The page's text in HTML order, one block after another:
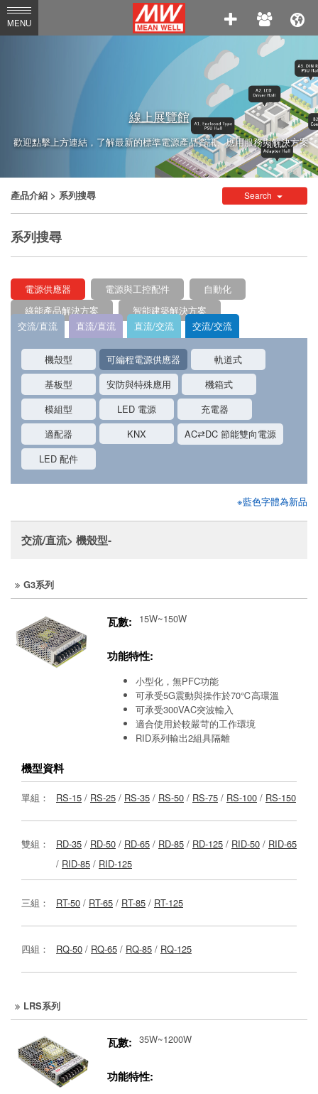
MEAN
WELL
Enterprises
Co.,
Ltd.
MENU
線上展覽館
歡迎點擊上方連結，了解最新的標準電源產品資訊、應用服務與解決方案
產品介紹 > 系列搜尋 Search
系列搜尋
電源供應器 電源與工控配件
自動化
綠能產品解決方案
智能建築解決方案
交流/直流
直流/直流 直流/交流 交流/交流
機殼型 可編程電源供應器
軌道式
基板型
安防與特殊應用
機箱式
模組型
LED 電源
充電器
適配器
KNX
AC⇄DC 節能雙向電源
LED 配件
※藍色字體為新品
交流/直流> 機殼型-
G3系列
瓦數: 15W~150W
功能特性:
小型化，無PFC功能
可承受5G震動與操作於70℃高環溫
可承受300VAC突波輸入
適合使用於較嚴苛的工作環境
RID系列輸出2組具隔離
機型資料
單組： RS-15 / RS-25 / RS-35 / RS-50 / RS-75 / RS-100 / RS-150
雙組： RD-35 / RD-50 / RD-65 / RD-85 / RD-125 / RID-50 / RID-65
/ RID-85 / RID-125
三組： RT-50 / RT-65 / RT-85 / RT-125
四組： RQ-50 / RQ-65 / RQ-85 / RQ-125
LRS系列
瓦數: 35W~1200W
功能特性: